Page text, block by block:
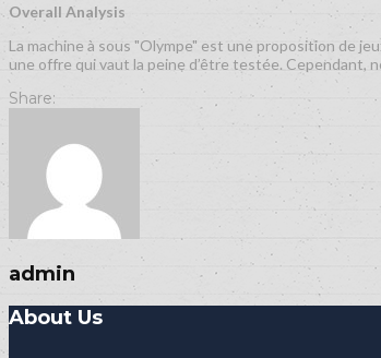
Overall Analysis
La machine à sous "Olympe" est une proposition de
une offre qui vaut la peine d’être testée. Cependant,
Share:
admin
About Us